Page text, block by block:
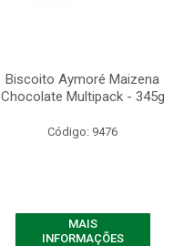
Biscoito Aymoré Maizena
Chocolate Multipack - 345g
Código: 9476
MAIS
INFORMAÇÕES